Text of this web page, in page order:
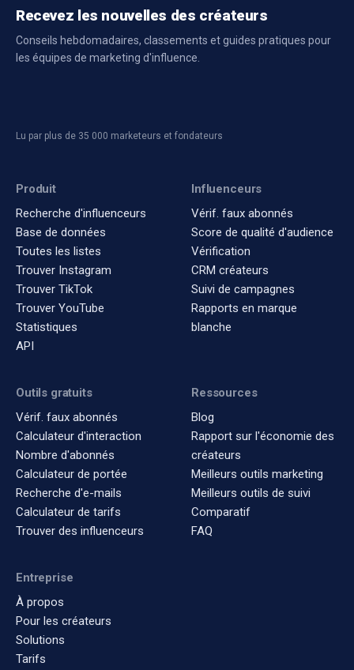
Recevez les nouvelles des créateurs
Conseils hebdomadaires, classements et guides pratiques pour
les équipes de marketing d'influence.
Lu par plus de 35 000 marketeurs et fondateurs
Produit
Recherche d'influenceurs
Base de données
Toutes les listes
Trouver Instagram
Trouver TikTok
Trouver YouTube
Statistiques
API
Influenceurs
Vérif. faux abonnés
Score de qualité d'audience
Vérification
CRM créateurs
Suivi de campagnes
Rapports en marque
blanche
Outils gratuits
Vérif. faux abonnés
Calculateur d'interaction
Nombre d'abonnés
Calculateur de portée
Recherche d'e-mails
Calculateur de tarifs
Trouver des influenceurs
Ressources
Blog
Rapport sur l'économie des
créateurs
Meilleurs outils marketing
Meilleurs outils de suivi
Comparatif
FAQ
Entreprise
À propos
Pour les créateurs
Solutions
Tarifs